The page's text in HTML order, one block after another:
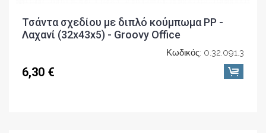
Τσάντα σχεδίου με διπλό κούμπωμα PP -
Λαχανί (32x43x5) - Groovy Office
Κωδικός: 0.32.091.3
6,30 €